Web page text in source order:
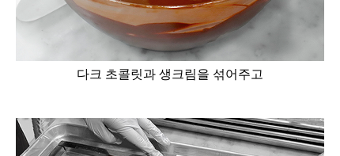
다크 초콜릿과 생크림을 섞어주고